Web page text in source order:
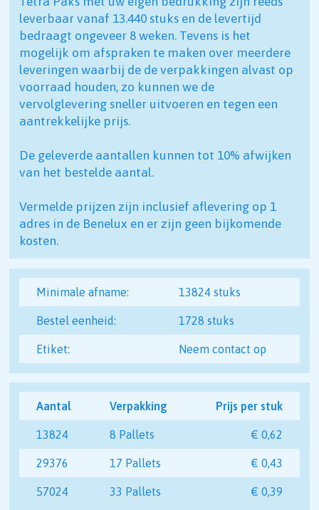
leverbaar vanaf 13.440 stuks en de levertijd
bedraagt ongeveer 8 weken. Tevens is het
mogelijk om afspraken te maken over meerdere
leveringen waarbij de de verpakkingen alvast op
voorraad houden, zo kunnen we de
vervolglevering sneller uitvoeren en tegen een
aantrekkelijke prijs.
De geleverde aantallen kunnen tot 10% afwijken
van het bestelde aantal.
Vermelde prijzen zijn inclusief aflevering op 1
adres in de Benelux en er zijn geen bijkomende
kosten.
Minimale afname: 13824 stuks
Bestel eenheid: 1728 stuks
Etiket: Neem contact op
Aantal Verpakking Prijs per stuk
13824 8 Pallets € 0,62
29376 17 Pallets € 0,43
57024 33 Pallets € 0,39